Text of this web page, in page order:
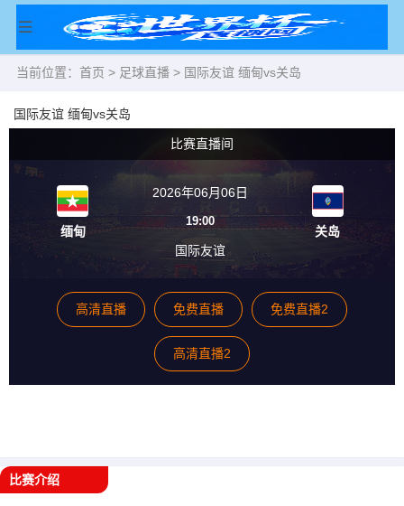
当前位置： 首页 > 足球直播 > 国际友谊 缅甸vs关岛
国际友谊 缅甸vs关岛
比赛直播间
缅甸
2026年06月06日
19:00
国际友谊
关岛
高清直播 免费直播 免费直播2
高清直播2
比赛介绍